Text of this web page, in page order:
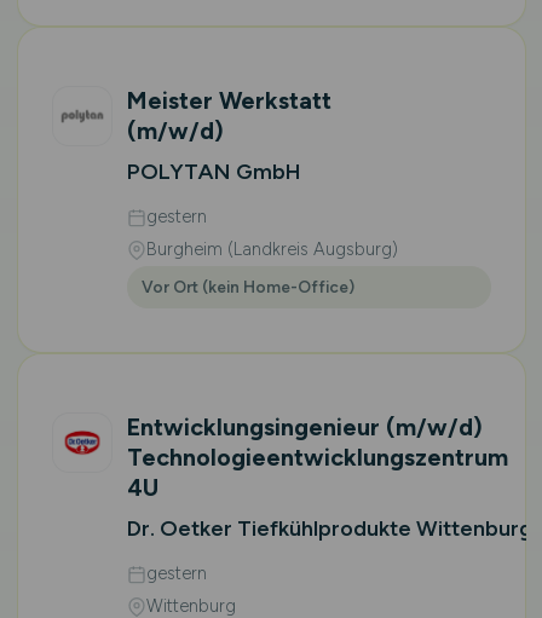
Meister Werkstatt
(m/w/d)
POLYTAN GmbH
gestern
Burgheim (Landkreis Augsburg)
Vor Ort (kein Home-Office)
Entwicklungsingenieur (m/w/d)
Technologieentwicklungszentrum
4U
Dr. Oetker Tiefkühlprodukte Wittenburg
gestern
Wittenburg